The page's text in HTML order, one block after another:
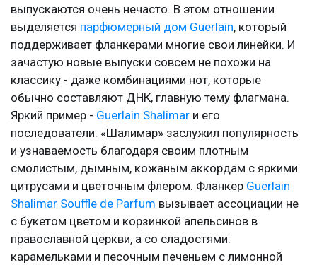
выпускаются очень нечасто. В этом отношении
выделяется парфюмерный дом Guerlain, который
поддерживает фланкерами многие свои линейки. И
зачастую новые выпуски совсем не похожи на
классику - даже комбинациями нот, которые
обычно составляют ДНК, главную тему флагмана.
Яркий пример - Guerlain Shalimar и его
последователи. «Шалимар» заслужил популярность
и узнаваемость благодаря своим плотным
смолистым, дымным, кожаным аккордам с яркими
цитрусами и цветочным флером. Фланкер Guerlain
Shalimar Souffle de Parfum вызывает ассоциации не
с букетом цветом и корзинкой апельсинов в
православной церкви, а со сладостями:
карамельками и песочным печеньем с лимонной